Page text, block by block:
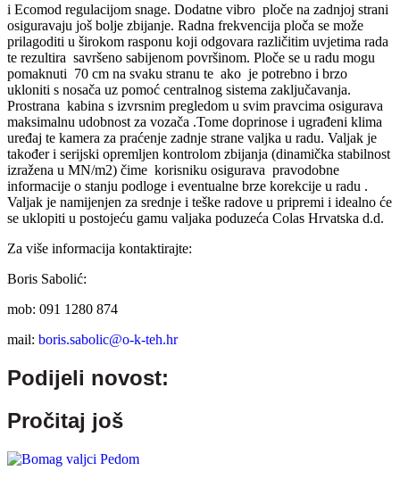
i Ecomod regulacijom snage. Dodatne vibro ploče na zadnjoj strani
osiguravaju još bolje zbijanje. Radna frekvencija ploča se može
prilagoditi u širokom rasponu koji odgovara različitim uvjetima rada
te rezultira savršeno sabijenom površinom. Ploče se u radu mogu
pomaknuti 70 cm na svaku stranu te ako je potrebno i brzo
ukloniti s nosača uz pomoć centralnog sistema zaključavanja.
Prostrana kabina s izvrsnim pregledom u svim pravcima osigurava
maksimalnu udobnost za vozača .Tome doprinose i ugrađeni klima
uređaj te kamera za praćenje zadnje strane valjka u radu. Valjak je
također i serijski opremljen kontrolom zbijanja (dinamička stabilnost
izražena u MN/m2) čime korisniku osigurava pravodobne
informacije o stanju podloge i eventualne brze korekcije u radu .
Valjak je namijenjen za srednje i teške radove u pripremi i idealno će
se uklopiti u postojeću gamu valjaka poduzeća Colas Hrvatska d.d.
Za više informacija kontaktirajte:
Boris Sabolić:
mob: 091 1280 874
mail: boris.sabolic@o-k-teh.hr
Podijeli novost:
Pročitaj još